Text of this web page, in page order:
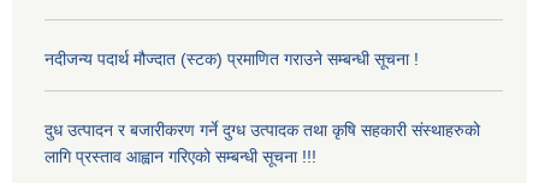
नदीजन्य पदार्थ मौज्दात (स्टक) प्रमाणित गराउने सम्बन्धी सूचना !
दुध उत्पादन र बजारीकरण गर्ने दुग्ध उत्पादक तथा कृषि सहकारी संस्थाहरुको
लागि प्रस्ताव आह्वान गरिएको सम्बन्धी सूचना !!!